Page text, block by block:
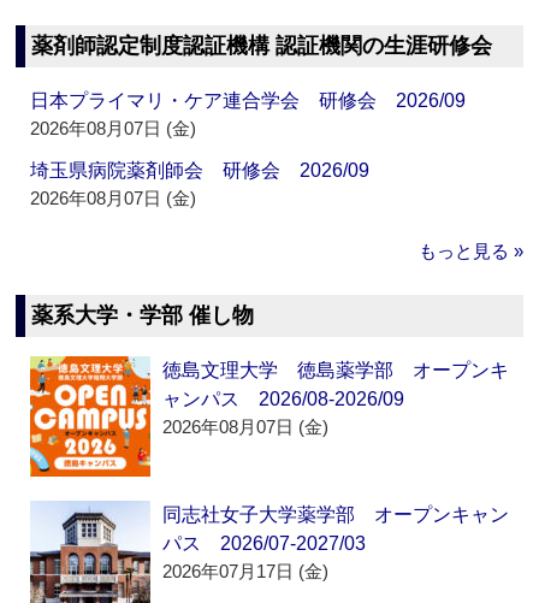
薬剤師認定制度認証機構 認証機関の生涯研修会
日本プライマリ・ケア連合学会 研修会 2026/09
2026年08月07日 (金)
埼玉県病院薬剤師会 研修会 2026/09
2026年08月07日 (金)
もっと見る »
薬系大学・学部 催し物
徳島文理大学 徳島薬学部 オープンキ
ャンパス 2026/08-2026/09
2026年08月07日 (金)
同志社女子大学薬学部 オープンキャン
パス 2026/07-2027/03
2026年07月17日 (金)